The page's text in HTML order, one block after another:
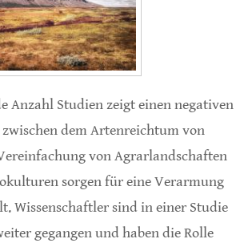
Anzahl Studien zeigt einen negativen
dem Artenreichtum von
von Agrarlandschaften
sorgen für eine Verarmung
Wissenschaftler sind in einer Studie
gegangen und haben die Rolle